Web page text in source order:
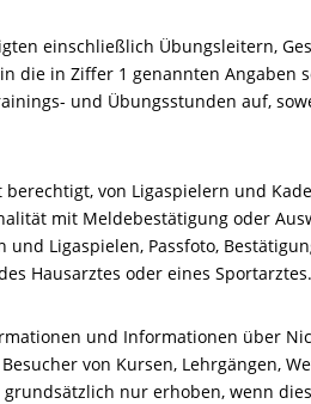
einschließlich Übungsleitern,
die in Ziffer 1 genannten Angaben
und Übungsstunden auf,
berechtigt, von Ligaspielern und
mit Meldebestätigung oder
und Ligaspielen, Passfoto,
Hausarztes oder eines Sportarztes.
und Informationen über
von Kursen, Lehrgängen,
grundsätzlich nur erhoben, wenn